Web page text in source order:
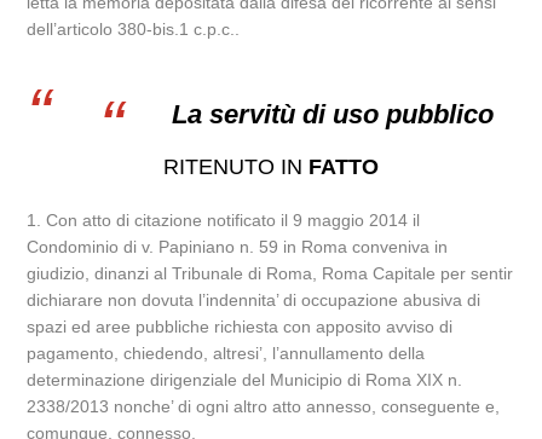
dell’articolo 380-bis.1 c.p.c..
La servitù di uso pubblico
RITENUTO IN FATTO
1. Con atto di citazione notificato il 9 maggio 2014 il
Condominio di v. Papiniano n. 59 in Roma conveniva in
giudizio, dinanzi al Tribunale di Roma, Roma Capitale per sentir
dichiarare non dovuta l’indennita’ di occupazione abusiva di
spazi ed aree pubbliche richiesta con apposito avviso di
pagamento, chiedendo, altresi’, l’annullamento della
determinazione dirigenziale del Municipio di Roma XIX n.
2338/2013 nonche’ di ogni altro atto annesso, conseguente e,
comunque, connesso.